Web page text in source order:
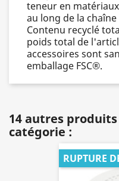
teneur en
au long de la
Contenu recyclé
poids total de
accessoires sont
emballage FSC®.
14 autres
catégorie :
RUPTURE